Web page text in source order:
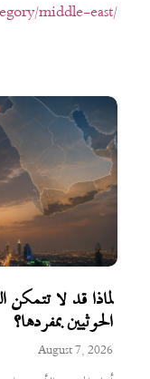
لماذا قد لا
الحوثيين بمفردها؟
August 7, 2026
middle-east/